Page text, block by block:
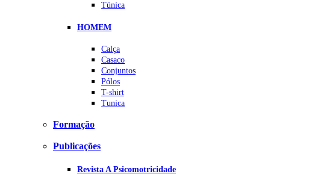
Túnica
HOMEM
Calça
Casaco
Conjuntos
Pólos
T-shirt
Tunica
Formação
Publicações
Revista A Psicomotricidade